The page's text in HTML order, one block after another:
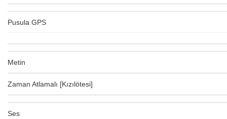
Pusula GPS
Metin
Zaman Atlamalı [Kızılötesi]
Ses